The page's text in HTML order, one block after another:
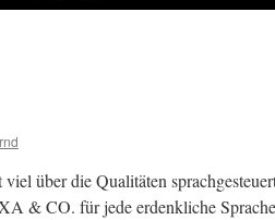
über die Qualitäten
& CO. für jede erdenkliche